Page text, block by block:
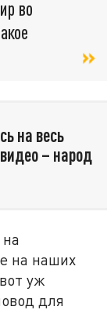
во
на весь
– народ
на наших
уж
для